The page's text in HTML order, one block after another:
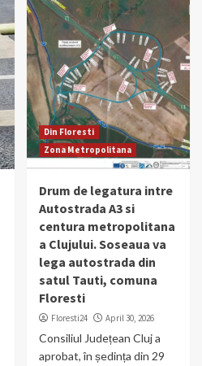
Din Floresti
Zona Metropolitana
Drum de legatura intre
Autostrada A3 si
centura metropolitana
a Clujului. Soseaua va
lega autostrada din
satul Tauti, comuna
Floresti
Floresti24 April 30, 2026
Consiliul Județean Cluj a
aprobat, în ședința din 29